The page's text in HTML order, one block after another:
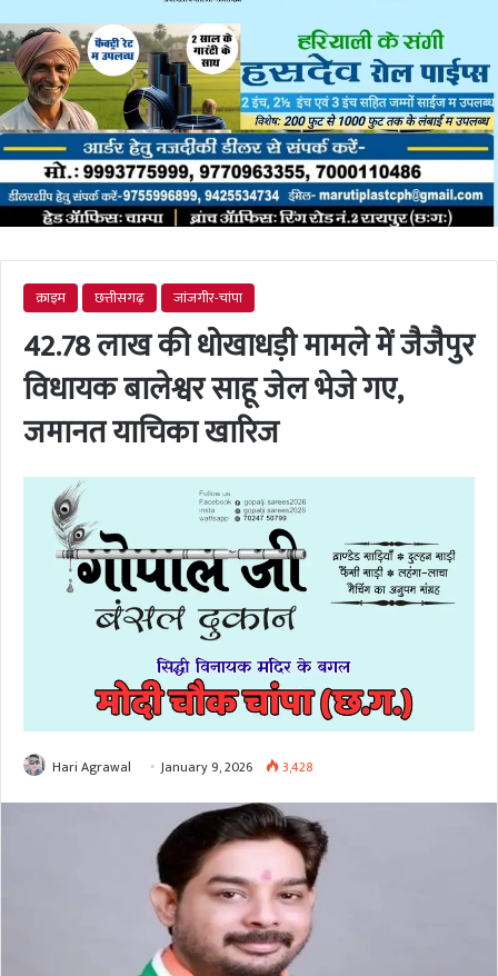
क्राइम छत्तीसगढ़ जांजगीर-चांपा
42.78 लाख की धोखाधड़ी मामले में जैजैपुर
विधायक बालेश्वर साहू जेल भेजे गए,
जमानत याचिका खारिज
Hari Agrawal January 9, 2026 3,428